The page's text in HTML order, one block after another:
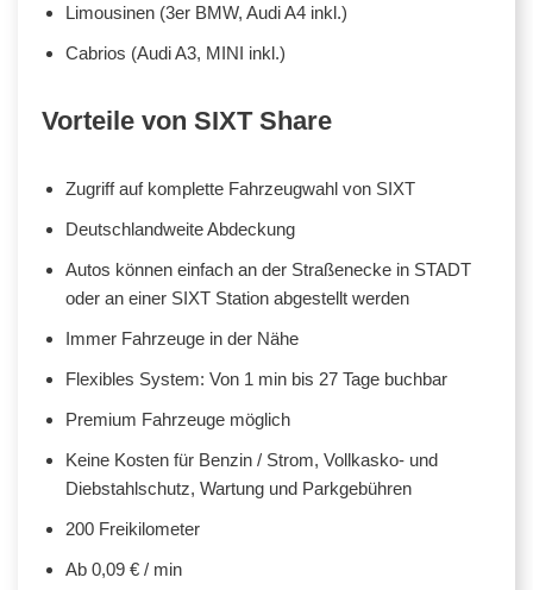
Limousinen (3er BMW, Audi A4 inkl.)
Cabrios (Audi A3, MINI inkl.)
Vorteile von SIXT Share
Zugriff auf komplette Fahrzeugwahl von SIXT
Deutschlandweite Abdeckung
Autos können einfach an der Straßenecke in STADT
oder an einer SIXT Station abgestellt werden
Immer Fahrzeuge in der Nähe
Flexibles System: Von 1 min bis 27 Tage buchbar
Premium Fahrzeuge möglich
Keine Kosten für Benzin / Strom, Vollkasko- und
Diebstahlschutz, Wartung und Parkgebühren
200 Freikilometer
Ab 0,09 € / min